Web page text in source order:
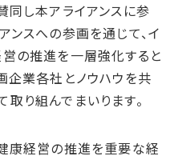
同し本アライアンスに参
ンスへの参画を通じて、イ
の推進を一層強化すると
企業各社とノウハウを共
り組んでまいります。
康経営の推進を重要な経